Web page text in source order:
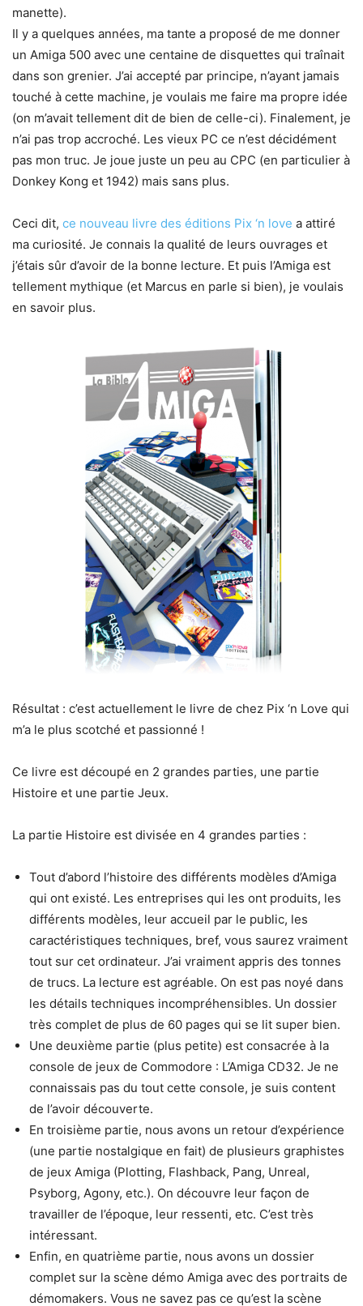
manette).
Il y a quelques années, ma tante a proposé de me donner
un Amiga 500 avec une centaine de disquettes qui traînait
dans son grenier. J’ai accepté par principe, n’ayant jamais
touché à cette machine, je voulais me faire ma propre idée
(on m’avait tellement dit de bien de celle-ci). Finalement, je
n’ai pas trop accroché. Les vieux PC ce n’est décidément
pas mon truc. Je joue juste un peu au CPC (en particulier à
Donkey Kong et 1942) mais sans plus.
Ceci dit, ce nouveau livre des éditions Pix ‘n love a attiré
ma curiosité. Je connais la qualité de leurs ouvrages et
j’étais sûr d’avoir de la bonne lecture. Et puis l’Amiga est
tellement mythique (et Marcus en parle si bien), je voulais
en savoir plus.
Résultat : c’est actuellement le livre de chez Pix ‘n Love qui
m’a le plus scotché et passionné !
Ce livre est découpé en 2 grandes parties, une partie
Histoire et une partie Jeux.
La partie Histoire est divisée en 4 grandes parties :
Tout d’abord l’histoire des différents modèles d’Amiga
qui ont existé. Les entreprises qui les ont produits, les
différents modèles, leur accueil par le public, les
caractéristiques techniques, bref, vous saurez vraiment
tout sur cet ordinateur. J’ai vraiment appris des tonnes
de trucs. La lecture est agréable. On est pas noyé dans
les détails techniques incompréhensibles. Un dossier
très complet de plus de 60 pages qui se lit super bien.
Une deuxième partie (plus petite) est consacrée à la
console de jeux de Commodore : L’Amiga CD32. Je ne
connaissais pas du tout cette console, je suis content
de l’avoir découverte.
En troisième partie, nous avons un retour d’expérience
(une partie nostalgique en fait) de plusieurs graphistes
de jeux Amiga (Plotting, Flashback, Pang, Unreal,
Psyborg, Agony, etc.). On découvre leur façon de
travailler de l’époque, leur ressenti, etc. C’est très
intéressant.
Enfin, en quatrième partie, nous avons un dossier
complet sur la scène démo Amiga avec des portraits de
démomakers. Vous ne savez pas ce qu’est la scène